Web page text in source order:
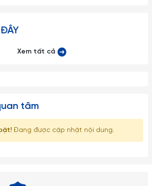
Xem tất cả
tâm
Đang được cập nhật nội dung.